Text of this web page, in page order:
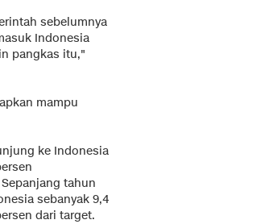
sebelumnya
Indonesia
pangkas itu,"
mampu
ke Indonesia
tahun
sebanyak 9,4
dari target.